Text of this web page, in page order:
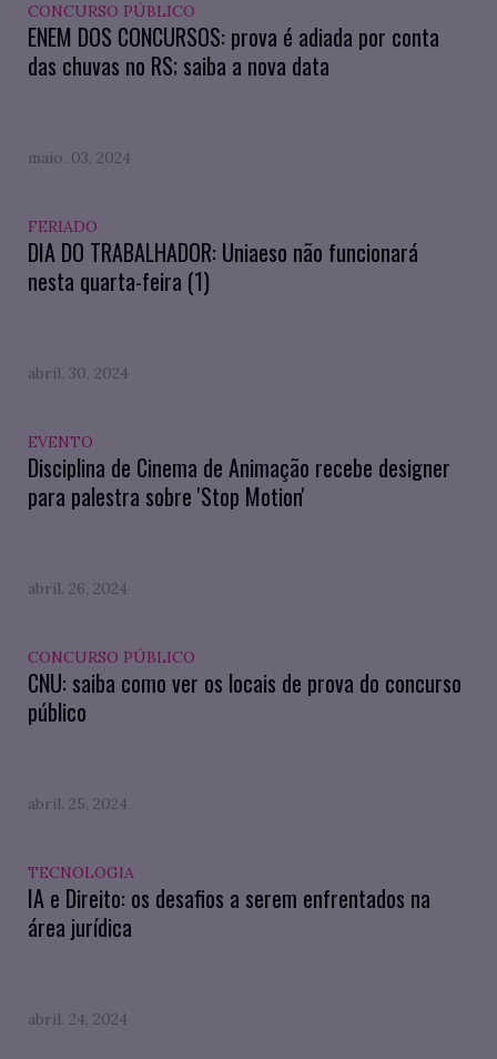
CONCURSO PÚBLICO
ENEM DOS CONCURSOS: prova é adiada por conta
das chuvas no RS; saiba a nova data
maio. 03, 2024
FERIADO
DIA DO TRABALHADOR: Uniaeso não funcionará
nesta quarta-feira (1)
abril. 30, 2024
EVENTO
Disciplina de Cinema de Animação recebe designer
para palestra sobre 'Stop Motion'
abril. 26, 2024
CONCURSO PÚBLICO
CNU: saiba como ver os locais de prova do concurso
público
abril. 25, 2024
TECNOLOGIA
IA e Direito: os desafios a serem enfrentados na
área jurídica
abril. 24, 2024